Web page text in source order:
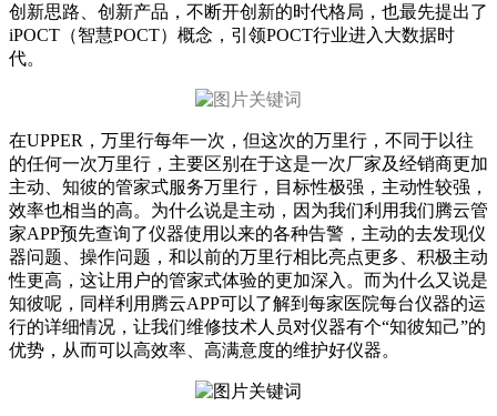
创新思路、创新产品，不断开创新的时代格局，也最先提出了
iPOCT（智慧POCT）概念，引领POCT行业进入大数据时
代。
在UPPER，万里行每年一次，但这次的万里行，不同于以往
的任何一次万里行，主要区别在于这是一次厂家及经销商更加
主动、知彼的管家式服务万里行，目标性极强，主动性较强，
效率也相当的高。为什么说是主动，因为我们利用我们腾云管
家APP预先查询了仪器使用以来的各种告警，主动的去发现仪
器问题、操作问题，和以前的万里行相比亮点更多、积极主动
性更高，这让用户的管家式体验的更加深入。而为什么又说是
知彼呢，同样利用腾云APP可以了解到每家医院每台仪器的运
行的详细情况，让我们维修技术人员对仪器有个“知彼知己”的
优势，从而可以高效率、高满意度的维护好仪器。